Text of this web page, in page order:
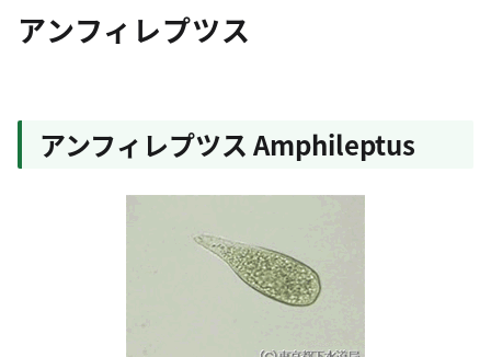
アンフィレプツス
アンフィレプツス Amphileptus